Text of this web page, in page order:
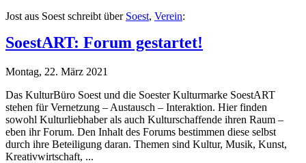
Jost aus Soest schreibt über Soest, Verein:
SoestART: Forum gestartet!
Montag, 22. März 2021
Das KulturBüro Soest und die Soester Kulturmarke SoestART
stehen für Vernetzung – Austausch – Interaktion. Hier finden
sowohl Kulturliebhaber als auch Kulturschaffende ihren Raum –
eben ihr Forum. Den Inhalt des Forums bestimmen diese selbst
durch ihre Beteiligung daran. Themen sind Kultur, Musik, Kunst,
Kreativwirtschaft, ...